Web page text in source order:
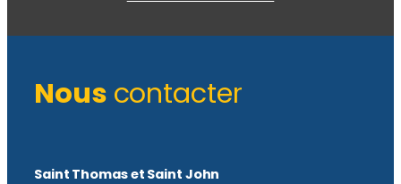
Nous contacter
Saint Thomas et Saint John